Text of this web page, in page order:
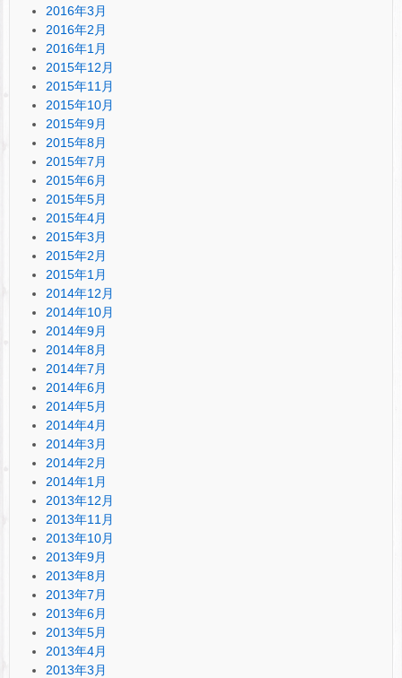
2016年3月
2016年2月
2016年1月
2015年12月
2015年11月
2015年10月
2015年9月
2015年8月
2015年7月
2015年6月
2015年5月
2015年4月
2015年3月
2015年2月
2015年1月
2014年12月
2014年10月
2014年9月
2014年8月
2014年7月
2014年6月
2014年5月
2014年4月
2014年3月
2014年2月
2014年1月
2013年12月
2013年11月
2013年10月
2013年9月
2013年8月
2013年7月
2013年6月
2013年5月
2013年4月
2013年3月